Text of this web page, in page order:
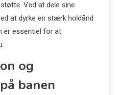
Ved at dele sine
at dyrke en stærk holdånd
er essentiel for at
og
banen